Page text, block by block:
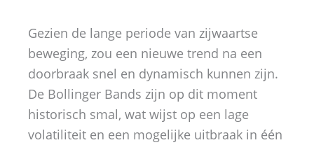
Gezien de lange periode van zijwaartse
beweging, zou een nieuwe trend na een
doorbraak snel en dynamisch kunnen zijn.
De Bollinger Bands zijn op dit moment
historisch smal, wat wijst op een lage
volatiliteit en een mogelijke uitbraak in één